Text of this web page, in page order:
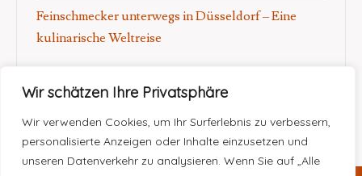
Wir schätzen Ihre Privatsphäre
Wir verwenden Cookies, um Ihr Surferlebnis zu verbessern,
personalisierte Anzeigen oder Inhalte einzusetzen und
unseren Datenverkehr zu analysieren. Wenn Sie auf „Alle
Feinschmecker unterwegs in Düsseldorf – Eine
kulinarische Weltreise